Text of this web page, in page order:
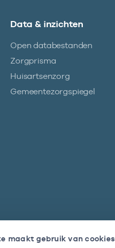
maakt gebruik van cookies
Data & inzichten
Open databestanden
Zorgprisma
Huisartsenzorg
Gemeentezorgspiegel